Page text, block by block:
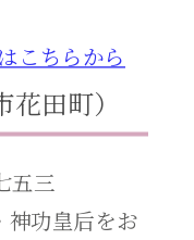
こちらから
田町）
神功皇后をお